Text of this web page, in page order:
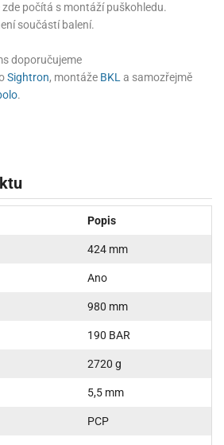
počítá s montáží puškohledu.
součástí balení.
doporučujeme
Sightron, montáže BKL a samozřejmě
.
Popis
424 mm
Ano
980 mm
190 BAR
2720 g
5,5 mm
PCP